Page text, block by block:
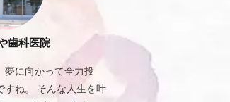
歯科医院
夢に向かって全力投
すね。 そんな人生を叶